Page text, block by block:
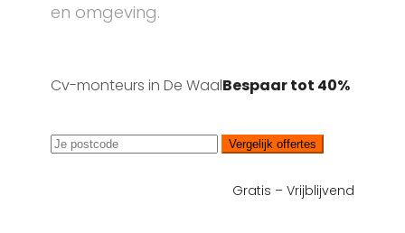
en omgeving.
Cv-monteurs in De WaalBespaar tot 40%
Vergelijk offertes
Gratis – Vrijblijvend